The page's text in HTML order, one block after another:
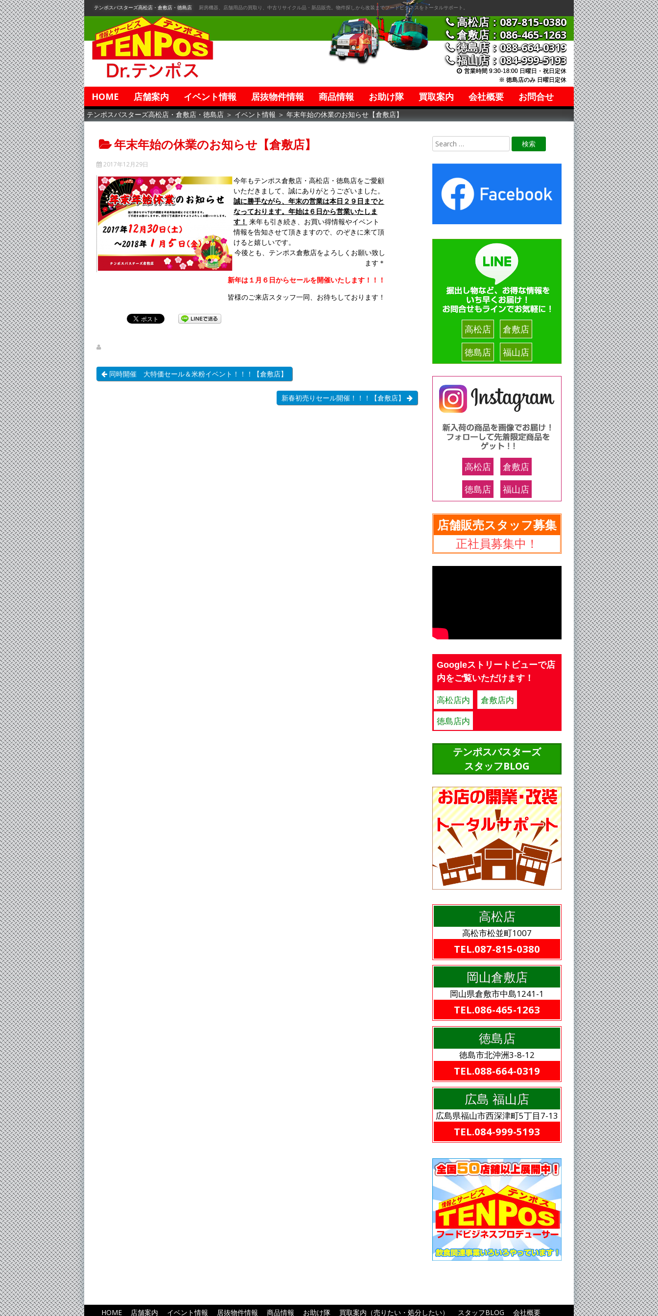
コ
ン
テ
ン
ツ
へ
移
動
テンポスバスターズ高松店・倉敷店・徳島店 厨房機器、店舗用品の買取り、中古リサイクル品・新品販売。物件探しから改装までフードビジネスをトータルサポート。
高松店：087-815-0380
倉敷店：086-465-1263
徳島店：088-664-0319
福山店：084-999-5193
営業時間 9:30-18:00 日曜日・祝日定休
※ 徳島店のみ 日曜日定休
HOME 店舗案内 イベント情報 居抜物件情報 商品情報 お助け隊 買取案内 会社概要 お問合せ
テンポスバスターズ高松店・倉敷店・徳島店 ＞ イベント情報 ＞ 年末年始の休業のお知らせ【倉敷店】
年末年始の休業のお知らせ【倉敷店】
2017年12月29日
今年もテンポス倉敷店・高松店・徳島店をご愛顧
いただきまして、誠にありがとうございました。
誠に勝手ながら、年末の営業は本日２９日までと
なっております。年始は６日から営業いたしま
す！ 来年も引き続き、お買い得情報やイベント
情報を告知させて頂きますので、のぞきに来て頂
けると嬉しいです。
今後とも、テンポス倉敷店をよろしくお願い致し
ます＊
新年は１月６日からセールを開催いたします！！！
皆様のご来店スタッフ一同、お待ちしております！
同時開催 大特価セール＆米粉イベント！！！【倉敷店】
新春初売りセール開催！！！【倉敷店】
高松店
倉敷店
徳島店
福山店
高松店
倉敷店
徳島店
福山店
店舗販売スタッフ募集
正社員募集中！
Googleストリートビューで店
内をご覧いただけます！
高松店内
倉敷店内
徳島店内
テンポスバスターズ
スタッフBLOG
高松店
高松市松並町1007
TEL.087-815-0380
岡山倉敷店
岡山県倉敷市中島1241-1
TEL.086-465-1263
徳島店
徳島市北沖洲3-8-12
TEL.088-664-0319
広島 福山店
広島県福山市西深津町5丁目7-13
TEL.084-999-5193
HOME 店舗案内 イベント情報 居抜物件情報 商品情報 お助け隊 買取案内（売りたい・処分したい） スタッフBLOG 会社概要